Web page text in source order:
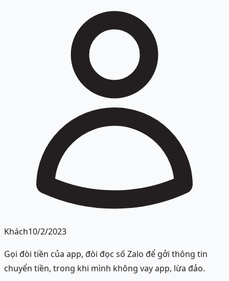
Khách10/2/2023
Gọi đòi tiền của app, đòi đọc số Zalo để gởi thông tin
chuyển tiền, trong khi mình không vay app, lừa đảo.